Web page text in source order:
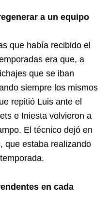
a un equipo
que había recibido el
era que, a
que se iban
siempre los mismos
repitió Luis ante el
e Iniesta volvieron a
El técnico dejó en
que estaba realizando
en cada